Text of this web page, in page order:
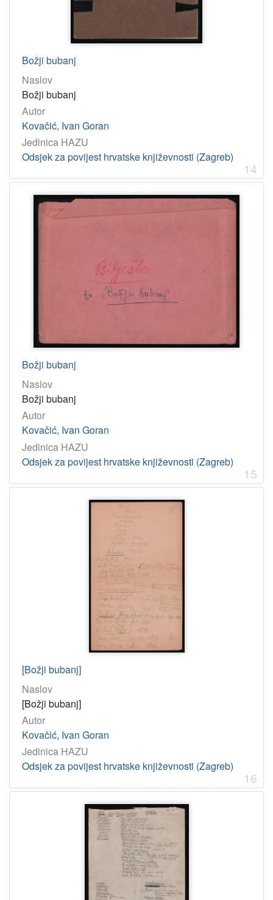
Božji bubanj
Naslov
Božji bubanj
Autor
Kovačić, Ivan Goran
Jedinica HAZU
Odsjek za povijest hrvatske književnosti (Zagreb)
14
Božji bubanj
Naslov
Božji bubanj
Autor
Kovačić, Ivan Goran
Jedinica HAZU
Odsjek za povijest hrvatske književnosti (Zagreb)
15
[Božji bubanj]
Naslov
[Božji bubanj]
Autor
Kovačić, Ivan Goran
Jedinica HAZU
Odsjek za povijest hrvatske književnosti (Zagreb)
16